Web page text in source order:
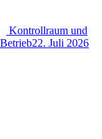
Kontrollraum und
22. Juli 2026